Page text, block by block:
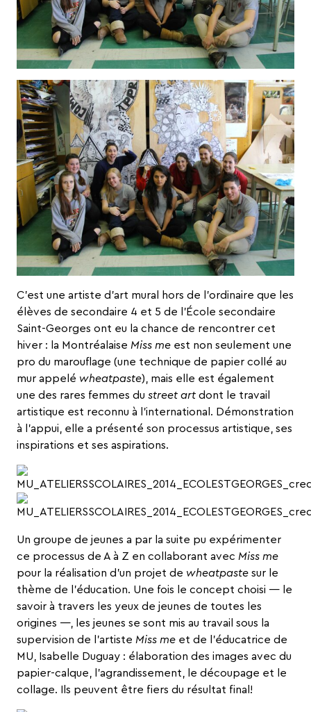
C’est une artiste d’art mural hors de l’ordinaire que les
élèves de secondaire 4 et 5 de l’École secondaire
Saint-Georges ont eu la chance de rencontrer cet
hiver : la Montréalaise Miss me est non seulement une
pro du marouflage (une technique de papier collé au
mur appelé wheatpaste), mais elle est également
une des rares femmes du street art dont le travail
artistique est reconnu à l’international. Démonstration
à l’appui, elle a présenté son processus artistique, ses
inspirations et ses aspirations.
Un groupe de jeunes a par la suite pu expérimenter
ce processus de A à Z en collaborant avec Miss me
pour la réalisation d’un projet de wheatpaste sur le
thème de l’éducation. Une fois le concept choisi — le
savoir à travers les yeux de jeunes de toutes les
origines —, les jeunes se sont mis au travail sous la
supervision de l’artiste Miss me et de l’éducatrice de
MU, Isabelle Duguay : élaboration des images avec du
papier-calque, l’agrandissement, le découpage et le
collage. Ils peuvent être fiers du résultat final!